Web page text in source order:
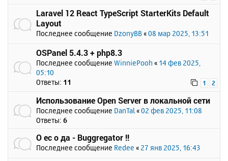
Laravel 12 React TypeScript StarterKits Default
Layout
Последнее сообщение DzonyBB «08 мар 2025, 13:51
OSPanel 5.4.3 + php8.3
Последнее сообщение WinniePooh « 14 фев 2025,
05:10
Ответы: 11 1 2
Использование Open Server в локальной сети
Последнее сообщение DanTal «02 фев 2025, 11:08
Ответы: 6
О ес о да - Buggregator !!
Последнее сообщение Redee « 27 янв 2025, 16:43